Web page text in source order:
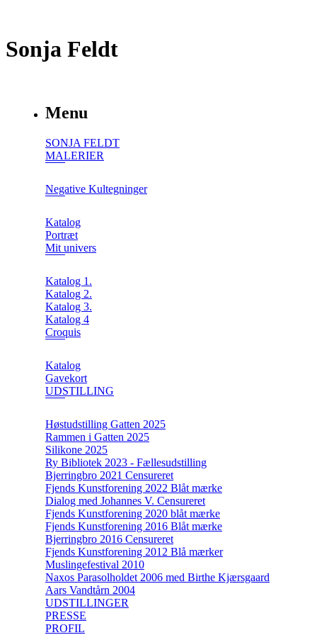
Sonja Feldt
Menu
SONJA FELDT
MALERIER
Negative Kultegninger
Katalog
Portræt
Mit univers
Katalog 1.
Katalog 2.
Katalog 3.
Katalog 4
Croquis
Katalog
Gavekort
UDSTILLING
Høstudstilling Gatten 2025
Rammen i Gatten 2025
Silikone 2025
Ry Bibliotek 2023 - Fællesudstilling
Bjerringbro 2021 Censureret
Fjends Kunstforening 2022 Blåt mærke
Dialog med Johannes V. Censureret
Fjends Kunstforening 2020 blåt mærke
Fjends Kunstforening 2016 Blåt mærke
Bjerringbro 2016 Censureret
Fjends Kunstforening 2012 Blå mærker
Muslingefestival 2010
Naxos Parasolholdet 2006 med Birthe Kjærsgaard
Aars Vandtårn 2004
UDSTILLINGER
PRESSE
PROFIL